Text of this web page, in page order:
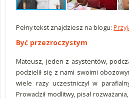
Pełny tekst znajdziesz na blogu:
Być przezroczystym
Mateusz, jeden z asystentów,
podzielił się z nami swoimi
wiele razy uczestniczył w
Prowadził modlitwy, pisał